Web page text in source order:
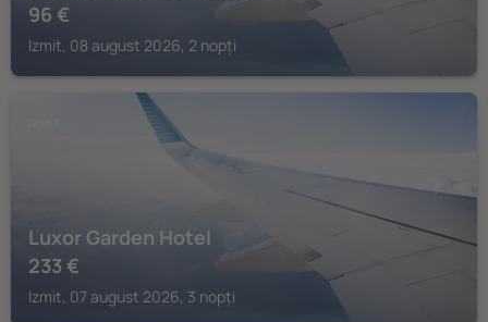
96 €
Izmit, 08 august 2026, 2 nopți
Luxor Garden Hotel
233 €
Izmit, 07 august 2026, 3 nopți